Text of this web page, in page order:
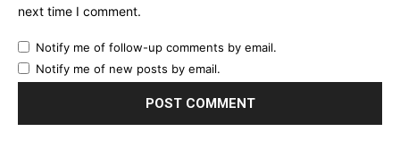
next time I comment.
Notify me of follow-up comments by email.
Notify me of new posts by email.